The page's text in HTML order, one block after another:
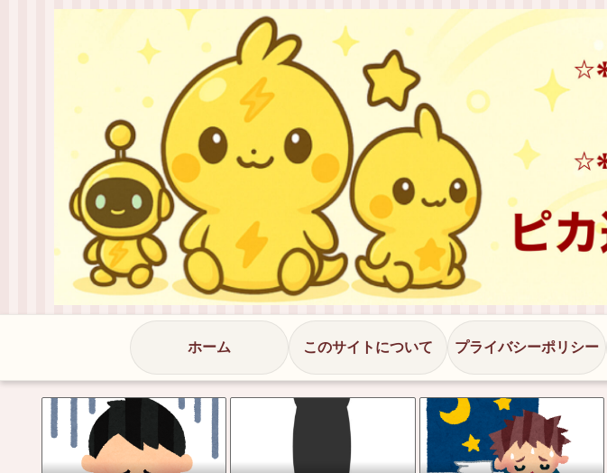
ホーム このサイトについて プライバシーポリシー